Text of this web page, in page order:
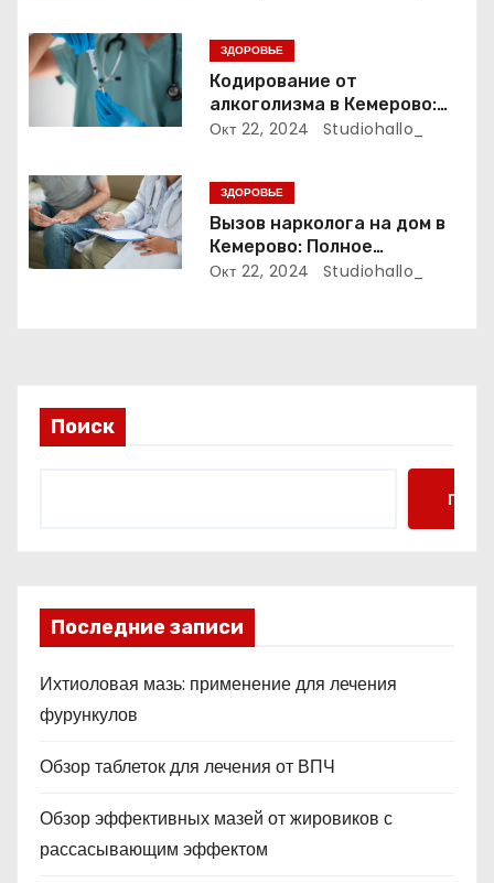
а
п
и
я
м
ЗДОРОВЬЕ
Кодирование от
алкоголизма в Кемерово:
Полный путеводитель
Окт 22, 2024 Studiohallo_
ЗДОРОВЬЕ
Вызов нарколога на дом в
Кемерово: Полное
руководство
Окт 22, 2024 Studiohallo_
Поиск
Поиск
Последние записи
Ихтиоловая мазь: применение для лечения
фурункулов
Обзор таблеток для лечения от ВПЧ
Обзор эффективных мазей от жировиков с
рассасывающим эффектом